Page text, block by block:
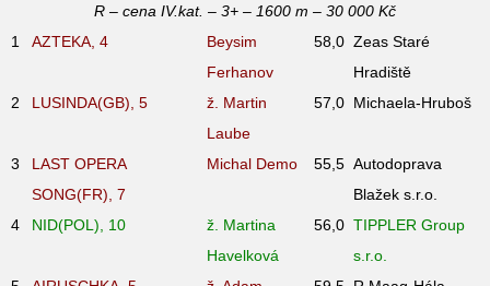
R – cena IV.kat. – 3+ – 1600 m – 30 000 Kč
1
AZTEKA, 4
Beysim
Ferhanov
58,0 Zeas Staré
Hradiště
2
LUSINDA(GB), 5
ž. Martin
Laube
57,0 Michaela-Hruboš
3
LAST OPERA
SONG(FR), 7
Michal Demo 55,5 Autodoprava
Blažek s.r.o.
4
NID(POL), 10
ž. Martina
Havelková
56,0 TIPPLER Group
s.r.o.